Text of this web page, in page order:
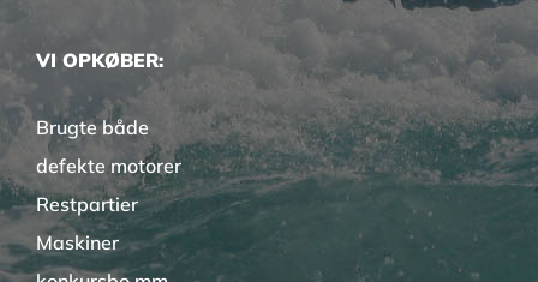
VI OPKØBER:
Brugte både
defekte motorer
Restpartier
Maskiner